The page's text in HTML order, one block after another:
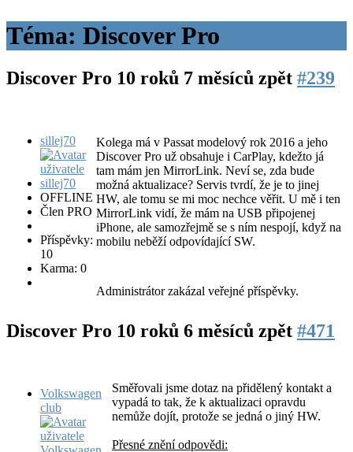
Téma: Discover Pro
Discover Pro 10 roků 7 měsíců zpět #239
sillej70
OFFLINE
Člen PRO
Příspěvky:
10
Karma: 0
Kolega má v Passat modelový rok 2016 a jeho
Discover Pro už obsahuje i CarPlay, kdežto já
tam mám jen MirrorLink. Neví se, zda bude
možná aktualizace? Servis tvrdí, že je to jinej
HW, ale tomu se mi moc nechce věřit. U mě i ten
MirrorLink vidí, že mám na USB připojenej
iPhone, ale samozřejmě se s ním nespojí, když na
mobilu neběží odpovídající SW.
Administrátor zakázal veřejné příspěvky.
Discover Pro 10 roků 6 měsíců zpět #471
Volkswagen
club
Směřovali jsme dotaz na přidělený kontakt a
vypadá to tak, že k aktualizaci opravdu
nemůže dojít, protože se jedná o jiný HW.
Přesné znění odpovědi: